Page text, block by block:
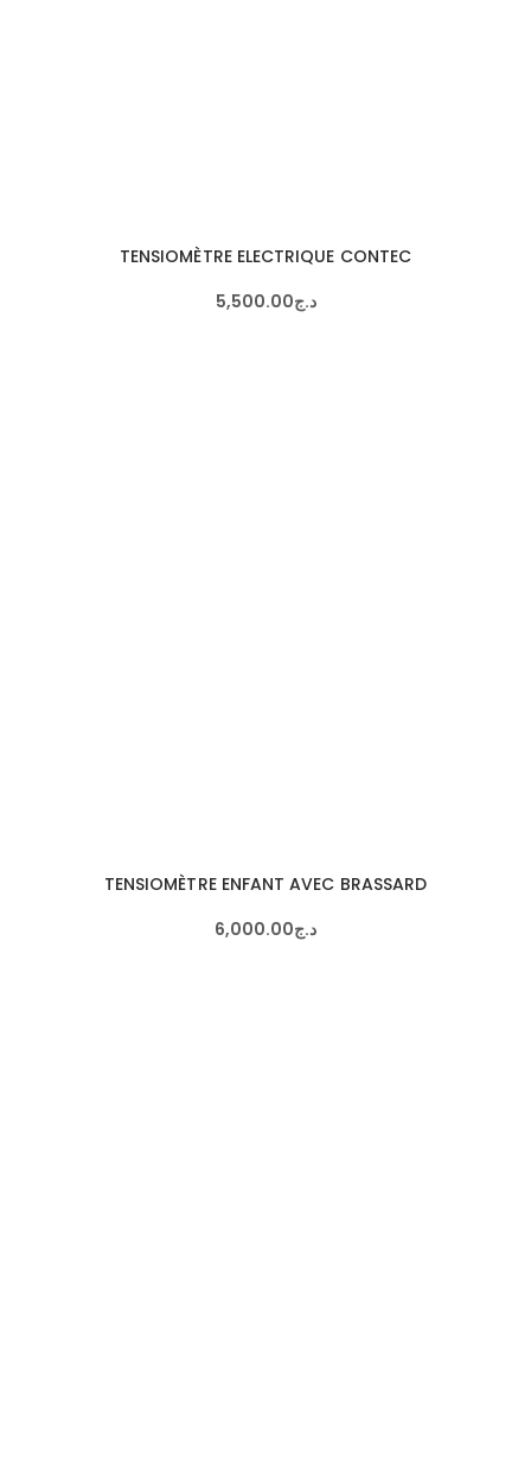
TENSIOMÈTRE ELECTRIQUE CONTEC
د.ج
5,500.00
TENSIOMÈTRE ENFANT AVEC BRASSARD
د.ج
6,000.00